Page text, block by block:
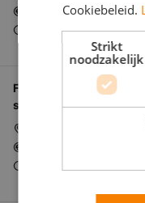
In overeenstemming
Fulltime
Fulltime SIAM
salaris
Cookiebeleid.
Strikt
noodzakelijk